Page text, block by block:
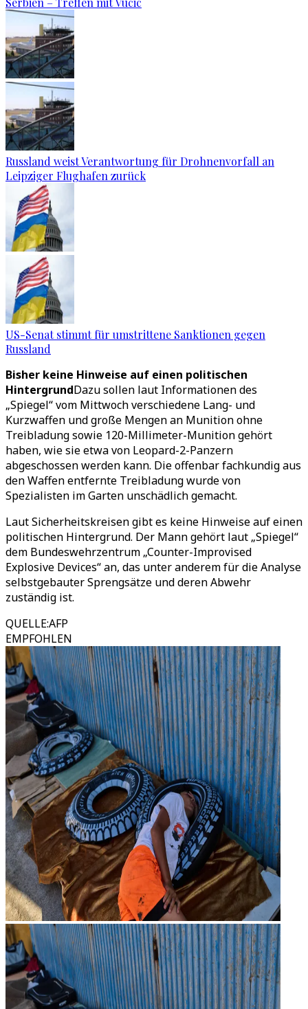
Russland weist Verantwortung für Drohnenvorfall an
Leipziger Flughafen zurück
US-Senat stimmt für umstrittene Sanktionen gegen
Russland
Bisher keine Hinweise auf einen politischen
HintergrundDazu sollen laut Informationen des
„Spiegel“ vom Mittwoch verschiedene Lang- und
Kurzwaffen und große Mengen an Munition ohne
Treibladung sowie 120-Millimeter-Munition gehört
haben, wie sie etwa von Leopard-2-Panzern
abgeschossen werden kann. Die offenbar fachkundig aus
den Waffen entfernte Treibladung wurde von
Spezialisten im Garten unschädlich gemacht.
Laut Sicherheitskreisen gibt es keine Hinweise auf einen
politischen Hintergrund. Der Mann gehört laut „Spiegel“
dem Bundeswehrzentrum „Counter-Improvised
Explosive Devices“ an, das unter anderem für die Analyse
selbstgebauter Sprengsätze und deren Abwehr
zuständig ist.
QUELLE:AFP
EMPFOHLEN